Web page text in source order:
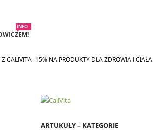
INFO
Z CALIVITA -15% NA PRODUKTY DLA ZDROWIA I CIAŁA
ARTUKUŁY – KATEGORIE